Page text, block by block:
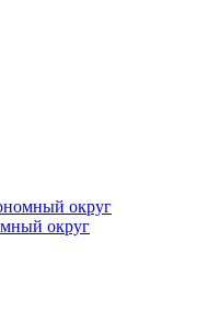
округ
округ